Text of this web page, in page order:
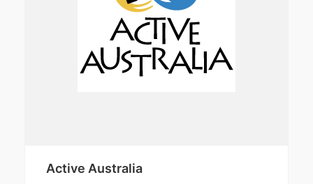
Active Australia